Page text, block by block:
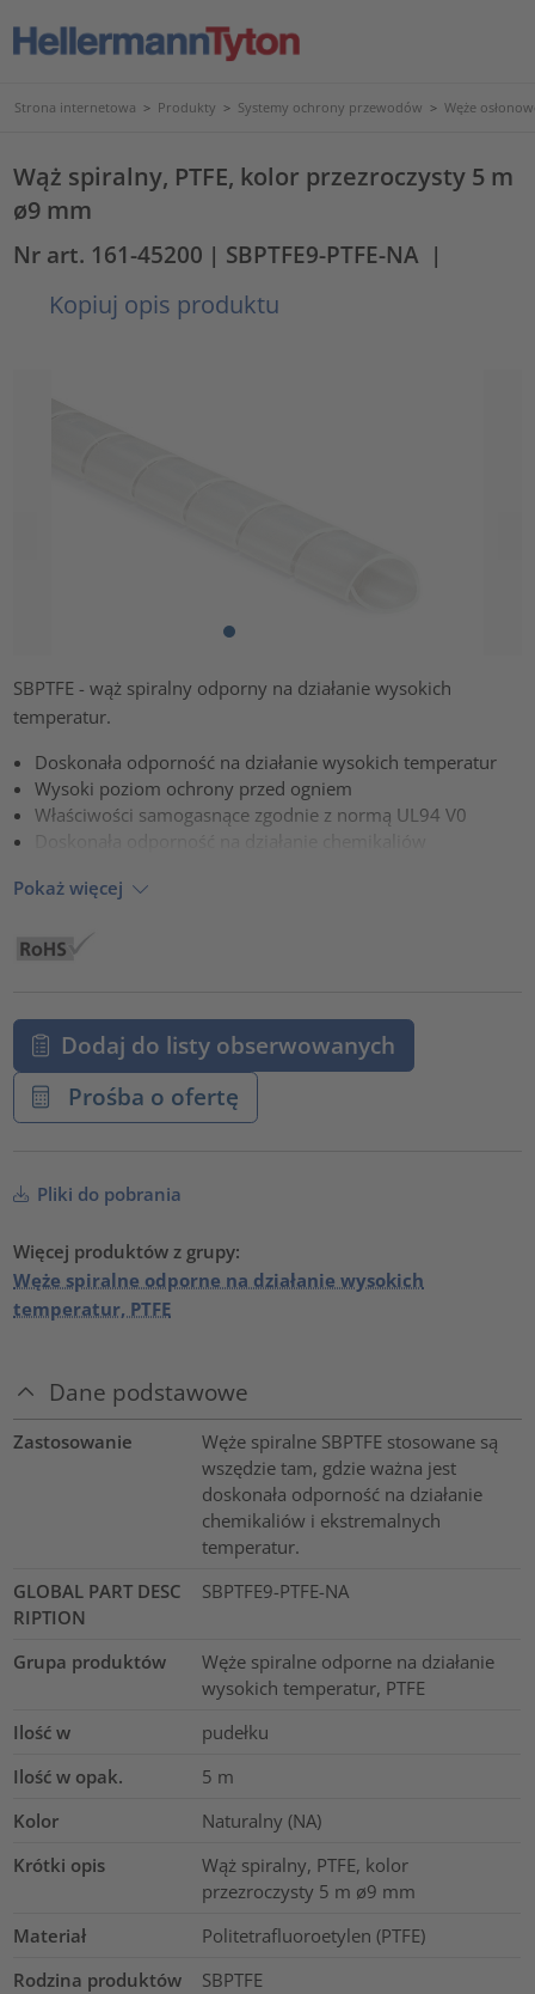
Strona internetowa > Produkty > Systemy ochrony przewodów > Węże
Wąż spiralny, PTFE, kolor przezroczysty 5 m
ø9 mm
Nr art. 161-45200 | SBPTFE9-PTFE-NA |
Kopiuj opis produktu
SBPTFE - wąż spiralny odporny na działanie wysokich
temperatur.
Doskonała odporność na działanie wysokich temperatur
Wysoki poziom ochrony przed ogniem
Właściwości samogasnące zgodnie z normą UL94 V0
Pokaż więcej
Dodaj do listy obserwowanych
Prośba o ofertę
Pliki do pobrania
Więcej produktów z grupy:
Węże spiralne odporne na działanie wysokich
temperatur, PTFE
Dane podstawowe
Zastosowanie
Węże spiralne SBPTFE stosowane są
wszędzie tam, gdzie ważna jest
doskonała odporność na działanie
chemikaliów i ekstremalnych
temperatur.
GLOBAL PART DESC
RIPTION
SBPTFE9-PTFE-NA
Grupa produktów
Węże spiralne odporne na działanie
wysokich temperatur, PTFE
Ilość w
pudełku
Ilość w opak.
5 m
Kolor
Naturalny (NA)
Krótki opis
Wąż spiralny, PTFE, kolor
przezroczysty 5 m ø9 mm
Materiał
Politetrafluoroetylen (PTFE)
Rodzina produktów
SBPTFE